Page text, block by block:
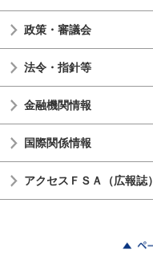
政策・審議会
法令・指針等
金融機関情報
国際関係情報
アクセスＦＳＡ（広報誌）